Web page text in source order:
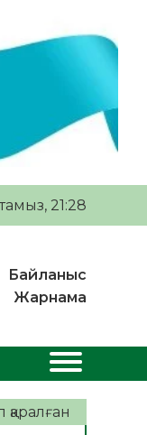
21:28
Байланыс
Жарнама
қаралған